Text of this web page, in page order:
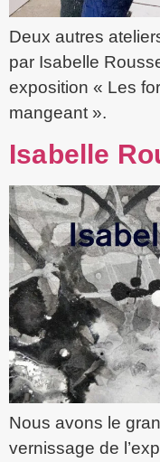
Deux autres
par Isabelle
exposition « Les
mangeant ».
Isabelle
Nous avons le
vernissage de